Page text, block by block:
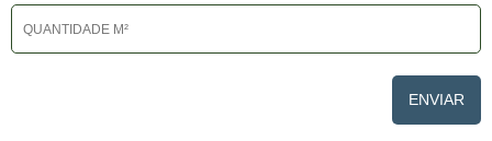
ENVIAR